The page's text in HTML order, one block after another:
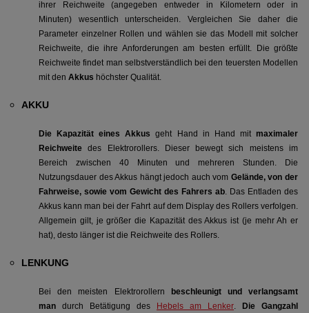
ihrer Reichweite (angegeben entweder in Kilometern oder in
Minuten) wesentlich unterscheiden. Vergleichen Sie daher die
Parameter einzelner Rollen und wählen sie das Modell mit solcher
Reichweite, die ihre Anforderungen am besten erfüllt. Die größte
Reichweite findet man selbstverständlich bei den teuersten Modellen
mit den Akkus höchster Qualität.
AKKU
Die Kapazität eines Akkusgeht Hand in Hand mit maximaler
Reichweitedes Elektrorollers. Dieser bewegt sich meistens im
Bereich zwischen 40 Minuten und mehreren Stunden. Die
Nutzungsdauer des Akkus hängt jedoch auch vom Gelände, von der
Fahrweise, sowie vom Gewicht des Fahrers ab. Das Entladen des
Akkus kann man bei der Fahrt auf dem Display des Rollers verfolgen.
Allgemein gilt, je größer die Kapazität des Akkus ist (je mehr Ah er
hat), desto länger ist die Reichweite des Rollers.
LENKUNG
Bei den meisten Elektrorollern
beschleunigt und verlangsamt
man durch Betätigung des Hebels am Lenker.
Die Gangzahl